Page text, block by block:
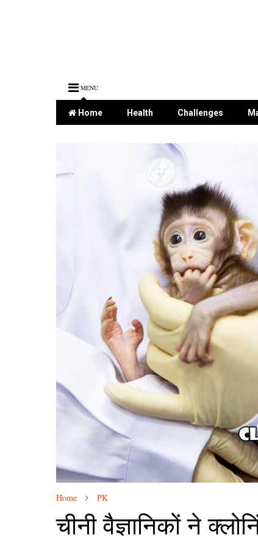
MENU
Home Health Challenges
Home PK
चीनी वैज्ञानिकों ने